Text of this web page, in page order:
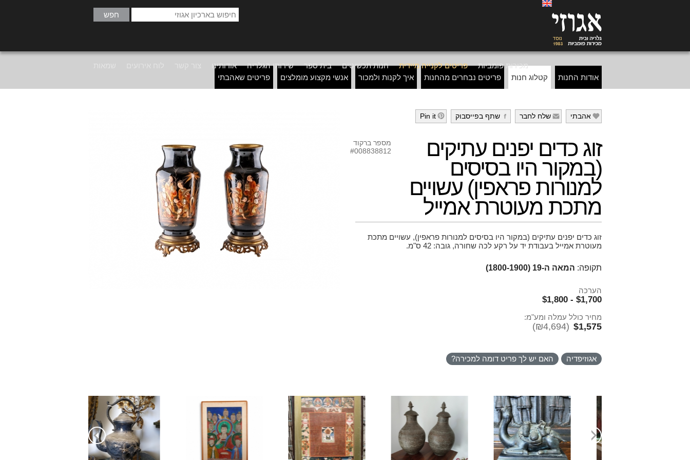
מכירות פומביות פריטים לקנייה מיידית חנות תכשיטים בית ספר שירותי הגלריה אודותינו
אודות החנות
קטלוג חנות פריטים נבחרים מהחנות איך לקנות ולמכור אנשי מקצוע מומלצים פריטים שאהבתי
e אהבתי f שלח לחבר g שתף בפייסבוק h
Pin it
זוג כדים יפנים עתיקים
(במקור היו בסיסים
למנורות פראפין) עשויים
מתכת מעוטרת אמייל
מספר ברקוד
#008838812
זוג כדים יפנים עתיקים (במקור היו בסיסים למנורות פראפין), עשויים מתכת
מעוטרת אמייל בעבודת יד על רקע לכה שחורה, גובה: 42 ס"מ.
תקופה: המאה ה-19 (1800-1900)
הערכה
$1,700 - $1,800
מחיר כולל עמלה ומע"מ:
$1,575
(₪4,694)
אגוזיפדיה האם יש לך פריט דומה למכירה?